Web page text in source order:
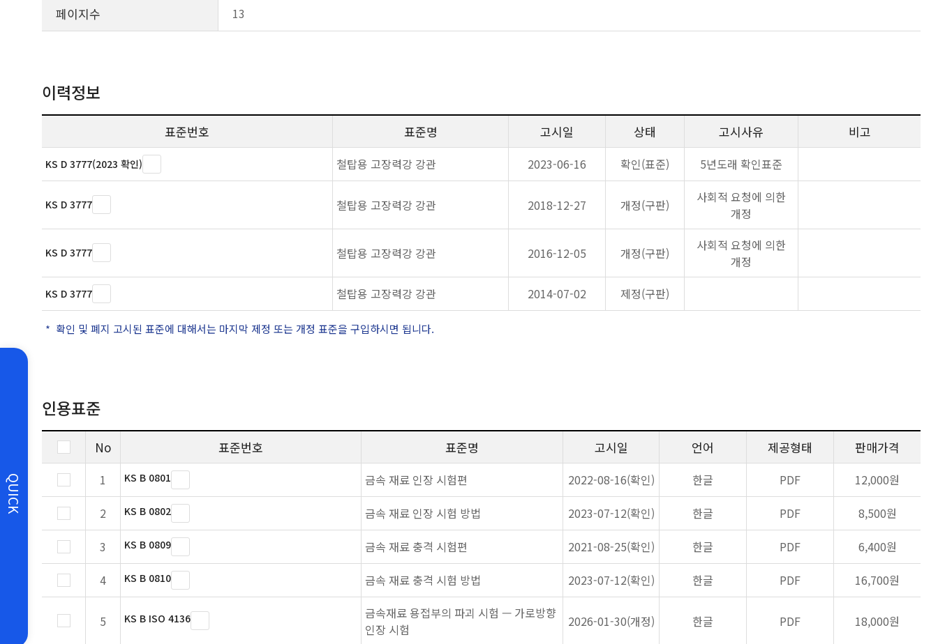
QUICK
페이지수 13
이력정보
표준번호 표준명 고시일 상태 고시사유 비고
KS D 3777(2023 확인) 철탑용 고장력강 강관 2023-06-16 확인(표준) 5년도래 확인표준
KS D 3777 철탑용 고장력강 강관 2018-12-27 개정(구판)
사회적 요청에 의한
개정
KS D 3777 철탑용 고장력강 강관 2016-12-05 개정(구판)
사회적 요청에 의한
개정
KS D 3777 철탑용 고장력강 강관 2014-07-02 제정(구판)
확인 및 폐지 고시된 표준에 대해서는 마지막 제정 또는 개정 표준을 구입하시면 됩니다.
인용표준
No 표준번호 표준명 고시일 언어 제공형태 판매가격
1 KS B 0801 금속 재료 인장 시험편 2022-08-16(확인) 한글 PDF
12,000원
2
KS B 0802 금속 재료 인장 시험 방법 2023-07-12(확인) 한글 PDF
8,500원
3
KS B 0809 금속 재료 충격 시험편 2021-08-25(확인) 한글 PDF
6,400원
4
KS B 0810 금속 재료 충격 시험 방법 2023-07-12(확인) 한글 PDF 16,700원
5 KS B ISO 4136
금속재료 용접부의 파괴 시험 — 가로방향
인장 시험
2026-01-30(개정) 한글 PDF 18,000원